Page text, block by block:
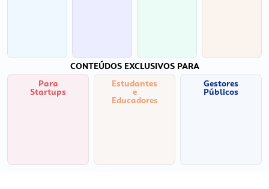
CONTEÚDOS EXCLUSIVOS PARA
Para
Startups
Estudantes
e
Educadores
Gestores
Públicos